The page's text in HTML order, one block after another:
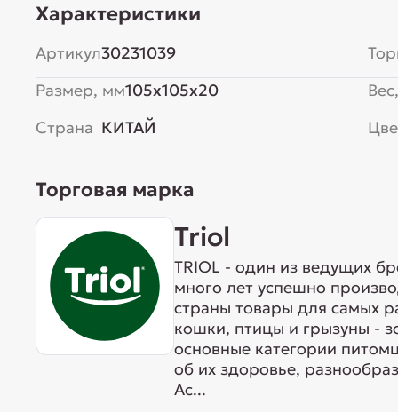
Характеристики
Артикул30231039
Размер, мм105x105x20
Страна КИТАЙ
Торговая марка
Triol
TRIOL - один из ведущих
много лет успешно
страны товары для самых
кошки, птицы и грызуны -
основные категории
об их здоровье,
Ас...